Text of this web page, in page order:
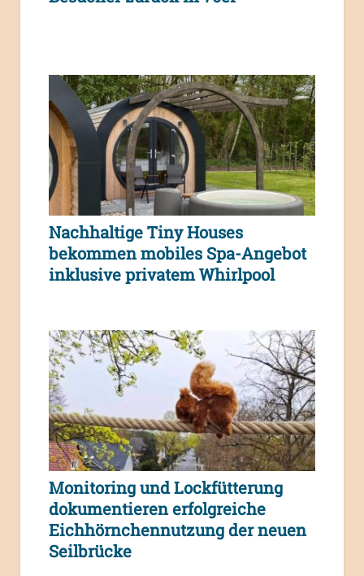
Nachhaltige Tiny Houses
bekommen mobiles Spa-Angebot
inklusive privatem Whirlpool
Monitoring und Lockfütterung
dokumentieren erfolgreiche
Eichhörnchennutzung der neuen
Seilbrücke